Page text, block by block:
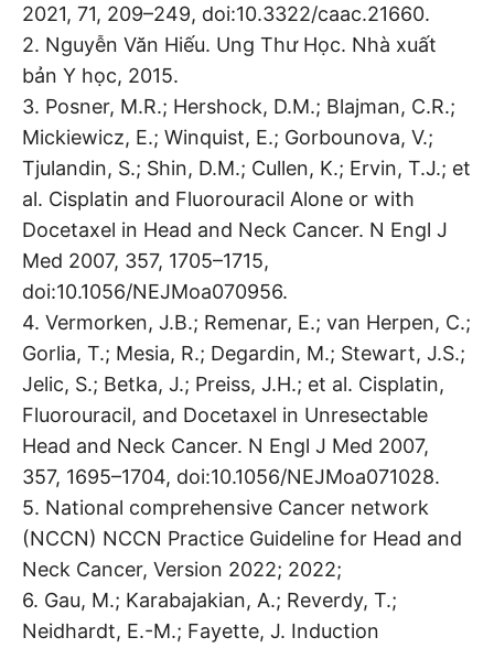
2021, 71, 209–249, doi:10.3322/caac.21660.
2. Nguyễn Văn Hiếu. Ung Thư Học. Nhà xuất
bản Y học, 2015.
3. Posner, M.R.; Hershock, D.M.; Blajman, C.R.;
Mickiewicz, E.; Winquist, E.; Gorbounova, V.;
Tjulandin, S.; Shin, D.M.; Cullen, K.; Ervin, T.J.; et
al. Cisplatin and Fluorouracil Alone or with
Docetaxel in Head and Neck Cancer. N Engl J
Med 2007, 357, 1705–1715,
doi:10.1056/NEJMoa070956.
4. Vermorken, J.B.; Remenar, E.; van Herpen, C.;
Gorlia, T.; Mesia, R.; Degardin, M.; Stewart, J.S.;
Jelic, S.; Betka, J.; Preiss, J.H.; et al. Cisplatin,
Fluorouracil, and Docetaxel in Unresectable
Head and Neck Cancer. N Engl J Med 2007,
357, 1695–1704, doi:10.1056/NEJMoa071028.
5. National comprehensive Cancer network
(NCCN) NCCN Practice Guideline for Head and
Neck Cancer, Version 2022; 2022;
6. Gau, M.; Karabajakian, A.; Reverdy, T.;
Neidhardt, E.-M.; Fayette, J. Induction